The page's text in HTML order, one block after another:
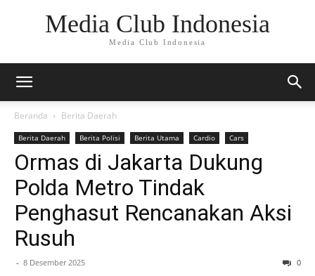
Media Club Indonesia
Media Club Indonesia
Beranda Berita Daerah
Berita Daerah Berita Polisi Berita Utama Cardio Cars
Ormas di Jakarta Dukung
Polda Metro Tindak
Penghasut Rencanakan Aksi
Rusuh
- 8 Desember 2025 0